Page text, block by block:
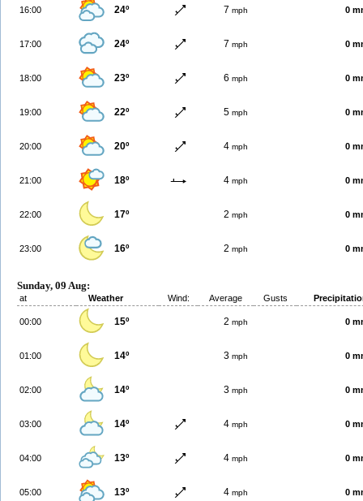
16:00 24º 7 mph 0
17:00 24º 7 mph 0
18:00 23º 6 mph 0
19:00 22º 5 mph 0
20:00 20º 4 mph 0
21:00 18º 4 mph 0
22:00 17º 2 mph 0
23:00 16º 2 mph 0
Sunday, 09 Aug:
at Weather Wind: Average Gusts
00:00 15º 2 mph 0
01:00 14º 3 mph 0
02:00 14º 3 mph 0
03:00 14º 4 mph 0
04:00 13º 4 mph 0
05:00 13º 4 mph 0